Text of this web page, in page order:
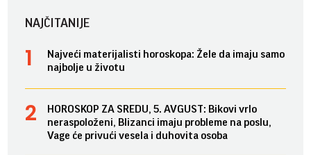
NAJČITANIJE
Najveći materijalisti horoskopa: Žele da imaju samo
najbolje u životu
HOROSKOP ZA SREDU, 5. AVGUST: Bikovi vrlo
neraspoloženi, Blizanci imaju probleme na poslu,
Vage će privući vesela i duhovita osoba